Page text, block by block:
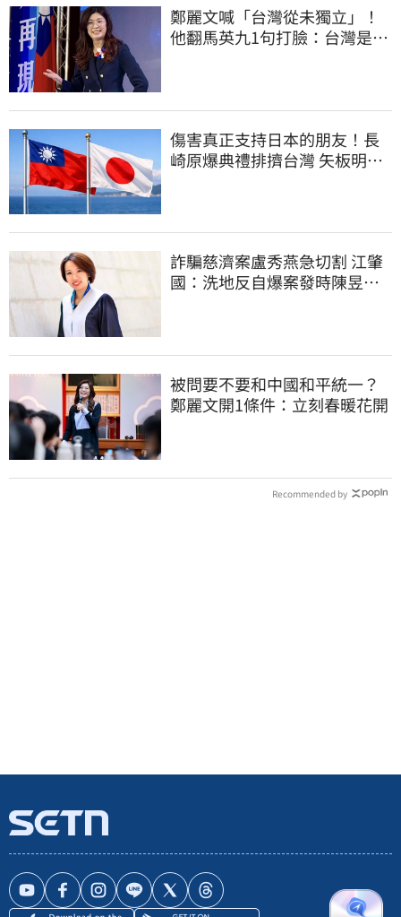
鄭麗文喊「台灣從未獨立」！
他翻馬英九1句打臉：台灣是我
傷害真正支持日本的朋友！長
崎原爆典禮排擠台灣 矢板明夫
詐騙慈濟案盧秀燕急切割 江肇
國：洗地反自爆案發時陳昱瑄
被問要不要和中國和平統一？
鄭麗文開1條件：立刻春暖花開
Recommended by